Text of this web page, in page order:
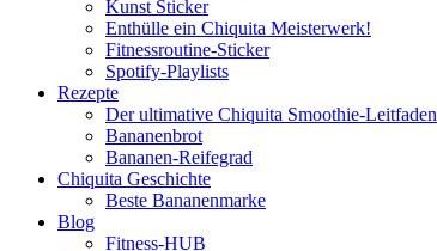
Kunst Sticker
Enthülle ein Chiquita Meisterwerk!
Fitnessroutine-Sticker
Spotify-Playlists
Rezepte
Der ultimative Chiquita Smoothie-Leitfaden
Bananenbrot
Bananen-Reifegrad
Chiquita Geschichte
Beste Bananenmarke
Blog
Fitness-HUB